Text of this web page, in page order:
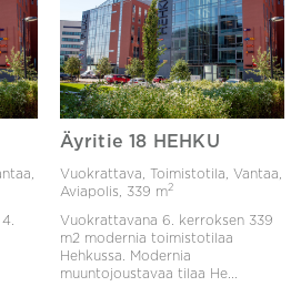
Äyritie 18 HEHKU
Vuokrattava, Toimistotila, Vantaa,
Aviapolis,
339 m2
Vuokrattavana 6. kerroksen 339
m2 modernia toimistotilaa
Hehkussa. Modernia
muuntojoustavaa tilaa He...